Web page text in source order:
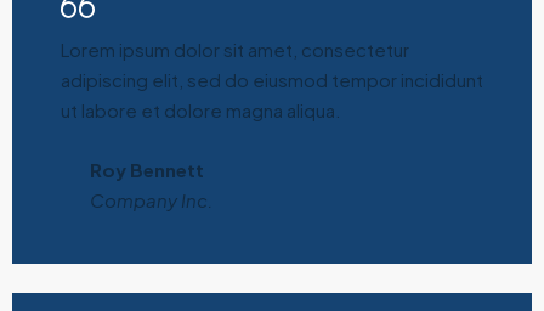
Lorem ipsum dolor sit amet, consectetur
adipiscing elit, sed do eiusmod tempor incididunt
ut labore et dolore magna aliqua.
Roy Bennett
Company Inc.